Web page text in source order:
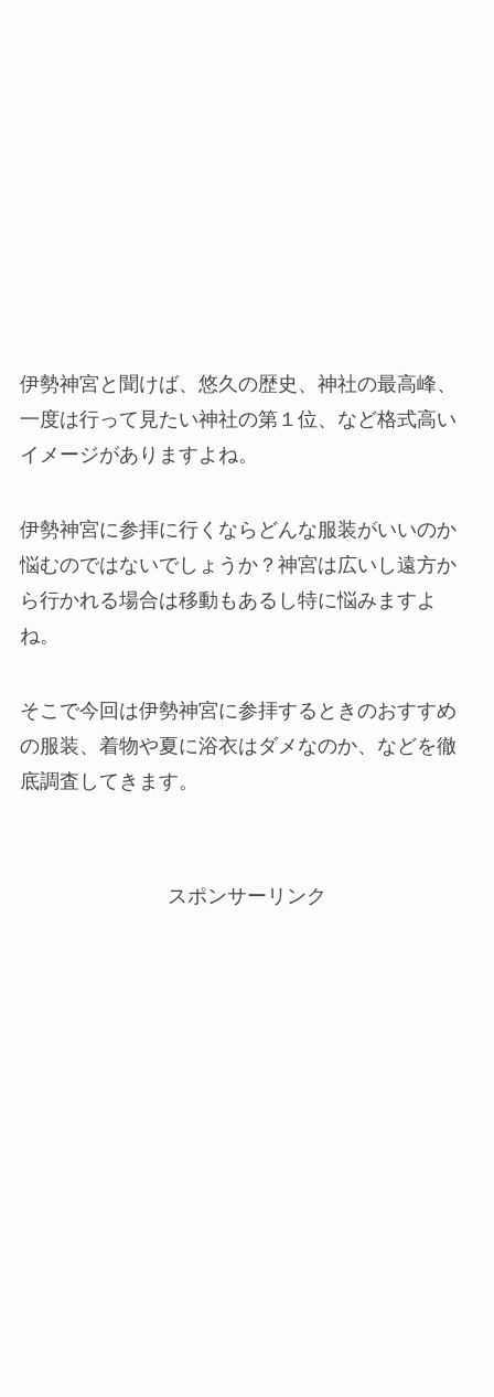
伊勢神宮と聞けば、悠久の歴史、神社の最高峰、
一度は行って見たい神社の第１位、など格式高い
イメージがありますよね。
伊勢神宮に参拝に行くならどんな服装がいいのか
悩むのではないでしょうか？神宮は広いし遠方か
ら行かれる場合は移動もあるし特に悩みますよ
ね。
そこで今回は伊勢神宮に参拝するときのおすすめ
の服装、着物や夏に浴衣はダメなのか、などを徹
底調査してきます。
スポンサーリンク